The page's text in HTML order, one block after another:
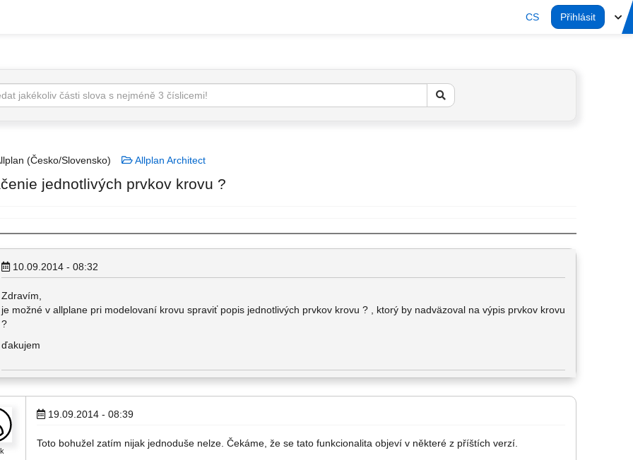
CS Přihlásit
(Česko/Slovensko) Allplan Architect
jednotlivých prvkov krovu ?
10.09.2014 - 08:32
Zdravím,
je možné v allplane pri modelovaní krovu spraviť popis jednotlivých prvkov krovu ? , ktorý by nadväzoval na výpis prvkov krovu
?
ďakujem
19.09.2014 - 08:39
Toto bohužel zatím nijak jednoduše nelze. Čekáme, že se tato funkcionalita objeví v některé z příštích verzí.